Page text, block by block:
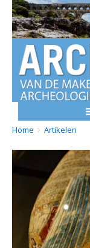
BREADCRUMBS
YOU
HERE:
Home Artikelen